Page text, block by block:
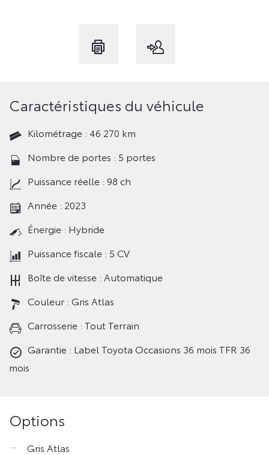
Caractéristiques du véhicule
Kilométrage : 46 270 km
Nombre de portes : 5 portes
Puissance réelle : 98 ch
Année : 2023
Énergie : Hybride
Puissance fiscale : 5 CV
Boîte de vitesse : Automatique
Couleur : Gris Atlas
Carrosserie : Tout Terrain
Garantie : Label Toyota Occasions 36 mois TFR 36
mois
Options
Gris Atlas